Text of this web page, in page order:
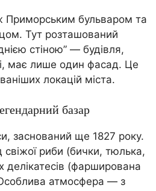
Приморським бульваром та
Тут розташований
стіною” — будівля,
має лише один фасад. Це
локацій міста.
базар
заснований ще 1827 року.
свіжої риби (бички, тюлька,
делікатесів (фарширована
атмосфера — з